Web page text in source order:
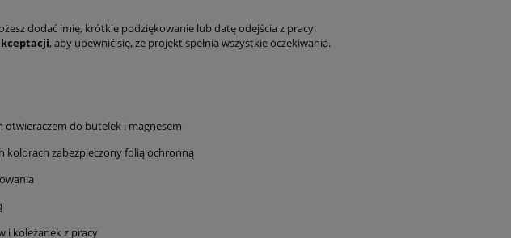
dodać imię, krótkie podziękowanie lub datę odejścia z pracy.
, aby upewnić się, że projekt spełnia wszystkie oczekiwania.
do butelek i magnesem
zabezpieczony folią ochronną
i koleżanek z pracy